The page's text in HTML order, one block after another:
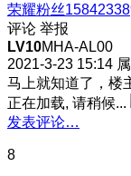
荣耀粉丝15842338
评论 举报
LV10MHA-AL00
2021-3-23 15:14
马上就知道了，楼
正在加载, 请稍候...
发表评论…
8